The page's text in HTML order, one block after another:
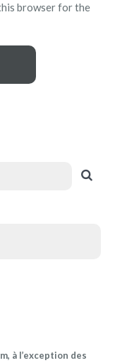
browser for the
à l’exception des